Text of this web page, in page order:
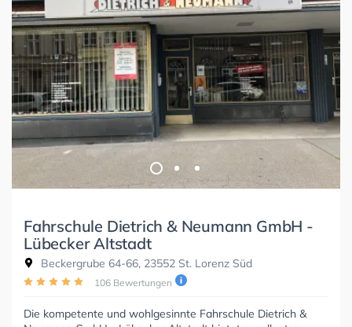
Fahrschule Dietrich & Neumann GmbH -
Lübecker Altstadt
Beckergrube 64-66, 23552 St. Lorenz Süd
106 Bewertungen
Die kompetente und wohlgesinnte Fahrschule Dietrich &